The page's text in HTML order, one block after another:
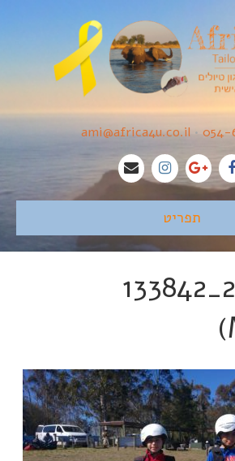
054-
•
ami@africa4u.co.il
תפריט
20170902_133842